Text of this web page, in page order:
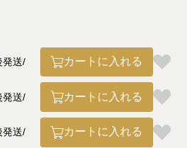
発送 カートに入れる
発送 カートに入れる
発送 カートに入れる